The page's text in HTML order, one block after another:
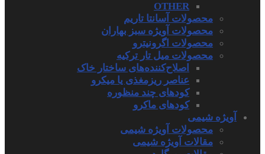
OTHER
محصولات آسانتا تاریم
محصولات آویژه سبز بهاران
محصولات اگرونیترو
محصولات میل تار ترکیه
اصلاح‌کننده‌های ساختار خاک
عناصر ریزمغذی یا میکرو
کودهای چند منظوره
کودهای ماکرو
آویژه شیمی
محصولات آویژه شیمی
مقالات آویژه شیمی